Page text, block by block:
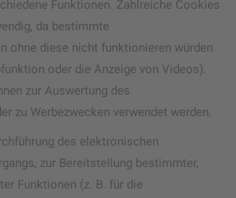
Funktionen. Zahlreiche Cookies
da bestimmte
ohne diese nicht funktionieren würden
oder die Anzeige von Videos).
zur Auswertung des
zu Werbezwecken verwendet werden.
des elektronischen
zur Bereitstellung bestimmter,
Funktionen (z. B. für die